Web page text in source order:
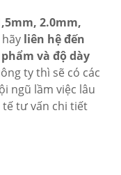
2.0mm,
liên hệ đến
và độ dày
ty thì sẽ có các
ngũ lầm việc lâu
tư vấn chi tiết